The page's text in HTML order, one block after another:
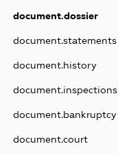
document.dossier
document.statements
document.history
document.inspections
document.bankruptcy
document.court